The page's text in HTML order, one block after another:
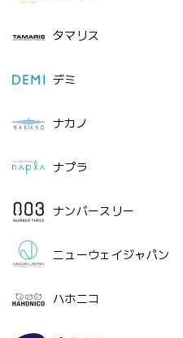
タマリス
デミ
ナカノ
ナプラ
ナンバースリー
ニューウェイジャパン
ハホニコ